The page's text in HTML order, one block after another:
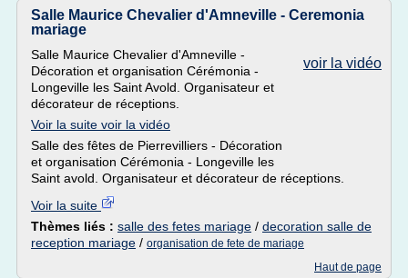
Salle Maurice Chevalier d'Amneville - Ceremonia
mariage
voir la vidéo
Salle Maurice Chevalier d'Amneville -
Décoration et organisation Cérémonia -
Longeville les Saint Avold. Organisateur et
décorateur de réceptions.
Voir la suite voir la vidéo
Salle des fêtes de Pierrevilliers - Décoration
et organisation Cérémonia - Longeville les
Saint avold. Organisateur et décorateur de réceptions.
Voir la suite
Thèmes liés : salle des fetes mariage / decoration salle de
reception mariage / organisation de fete de mariage
Haut de page